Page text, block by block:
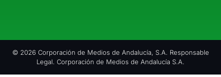
© 2026 Corporación de Medios de Andalucía, S.A. Responsable
Legal. Corporación de Medios de Andalucía S.A.